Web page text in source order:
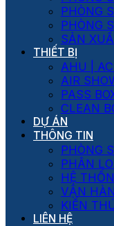
PHÒNG
PHÒNG
SẢN
THIẾT BỊ
AHU |
AIR
PASS
CLEAN
DỰ ÁN
THÔNG TIN
PHÒNG
PHÂN
HỆ
VẬN
KIẾN
LIÊN HỆ